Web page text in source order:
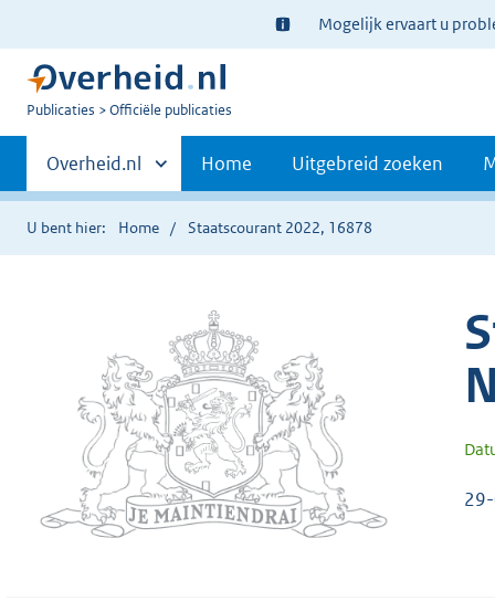
Ter
informatie:
Mogelijk ervaart u
U
Publicaties Officiële publicaties
Primaire
navigatie
Andere
sites
binnen
Overheid.nl Home Uitgebreid zoeken
U bent hier: Home Staatscourant 2022, 16878